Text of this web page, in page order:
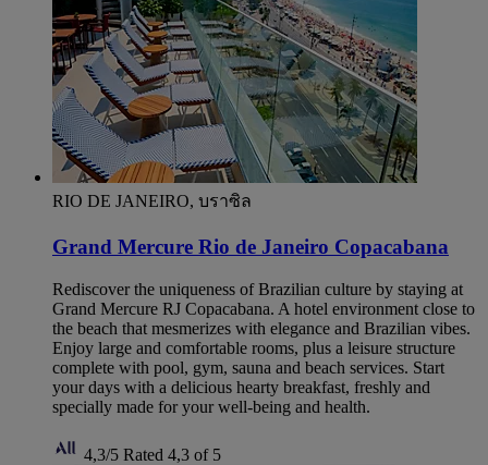
RIO DE JANEIRO, บราซิล
Grand Mercure Rio de Janeiro Copacabana
Rediscover the uniqueness of Brazilian culture by staying at
Grand Mercure RJ Copacabana. A hotel environment close to
the beach that mesmerizes with elegance and Brazilian vibes.
Enjoy large and comfortable rooms, plus a leisure structure
complete with pool, gym, sauna and beach services. Start
your days with a delicious hearty breakfast, freshly and
specially made for your well-being and health.
4,3/5 Rated 4,3 of 5